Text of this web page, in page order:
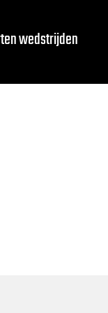
wedstrijden